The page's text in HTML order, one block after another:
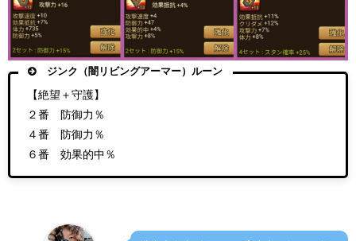
ジンク（闇リビングアーマー）ルーン
【絶望＋守護】
２番 防御力％
４番 防御力％
６番 効果的中％